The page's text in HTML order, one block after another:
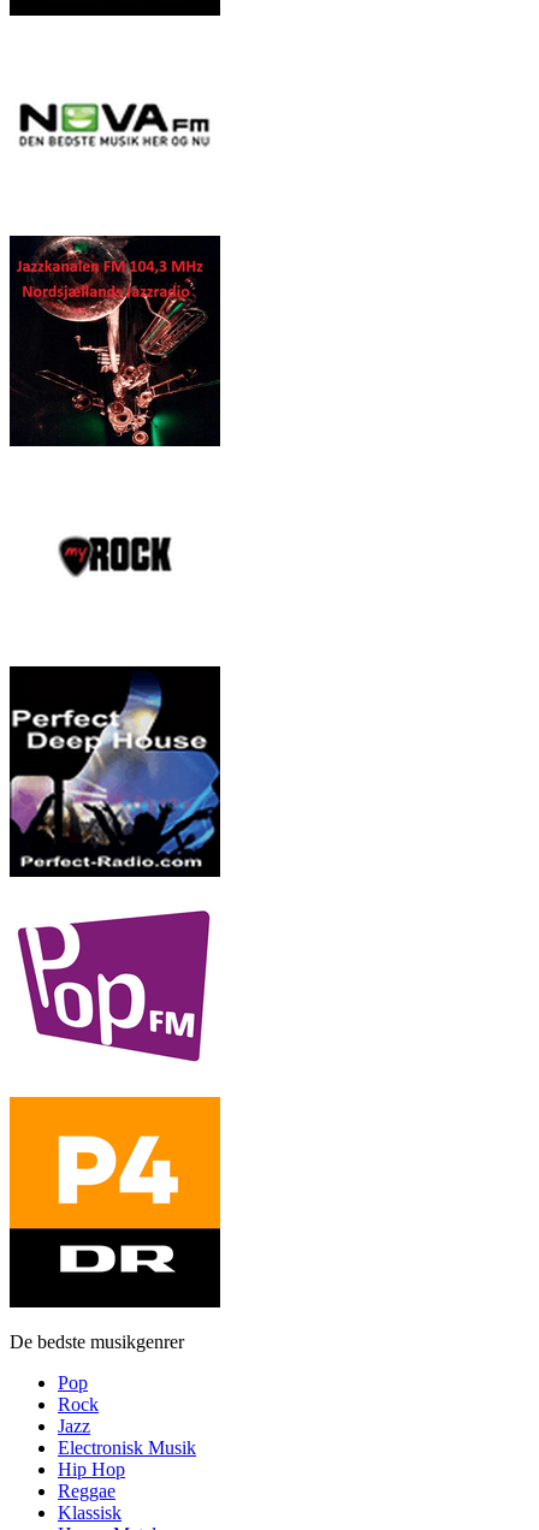
De bedste musikgenrer
Pop
Rock
Jazz
Electronisk Musik
Hip Hop
Reggae
Klassisk